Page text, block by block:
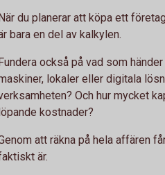
du planerar att köpa ett
bara en del av kalkylen.
också på vad som
lokaler eller digitala
Och hur mycket
kostnader?
att räkna på hela affären
är.